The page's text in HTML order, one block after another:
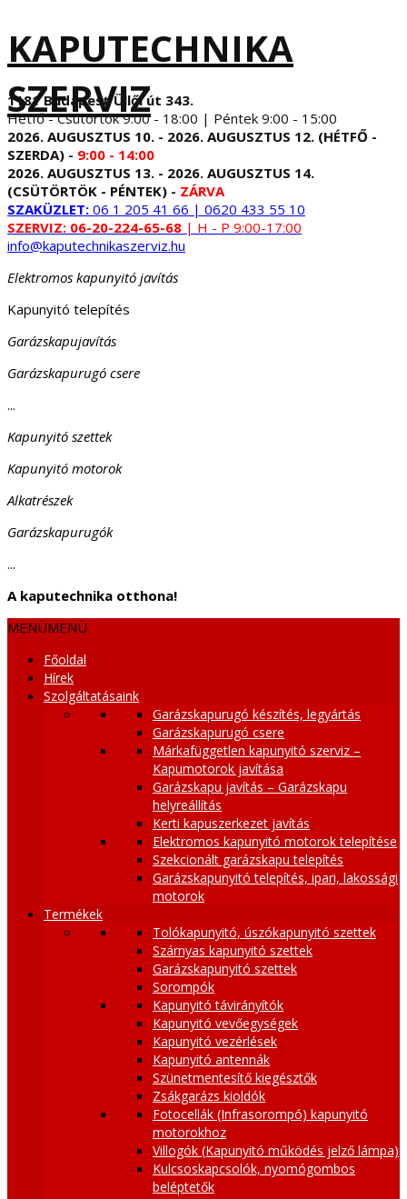
KAPUTECHNIKA
SZERVIZ
1181 Budapest Üllői út 343.
Hétfő - Csütörtök 9:00 - 18:00 | Péntek 9:00 - 15:00
2026. AUGUSZTUS 10. - 2026. AUGUSZTUS 12. (HÉTFŐ -
SZERDA) - 9:00 - 14:00
2026. AUGUSZTUS 13. - 2026. AUGUSZTUS 14.
(CSÜTÖRTÖK - PÉNTEK) - ZÁRVA
SZAKÜZLET: 06 1 205 41 66 | 0620 433 55 10
SZERVIZ: 06-20-224-65-68 | H - P 9:00-17:00
info@kaputechnikaszerviz.hu
Elektromos kapunyitó javítás
Kapunyitó telepítés
Garázskapujavítás
Garázskapurugó csere
...
Kapunyitó szettek
Kapunyitó motorok
Alkatrészek
Garázskapurugók
...
A kaputechnika otthona!
MENÜMENÜ
Főoldal
Hírek
Szolgáltatásaink
Garázskapurugó készítés, legyártás
Garázskapurugó csere
Márkafüggetlen kapunyitó szerviz –
Kapumotorok javítása
Garázskapu javítás – Garázskapu
helyreállítás
Kerti kapuszerkezet javítás
Elektromos kapunyitó motorok telepítése
Szekcionált garázskapu telepítés
Garázskapunyitó telepítés, ipari, lakossági
motorok
Termékek
Tolókapunyitó, úszókapunyitó szettek
Szárnyas kapunyitó szettek
Garázskapunyitó szettek
Sorompók
Kapunyitó távirányítók
Kapunyitó vevőegységek
Kapunyitó vezérlések
Kapunyitó antennák
Szünetmentesítő kiegésztők
Zsákgarázs kioldók
Fotocellák (Infrasorompó) kapunyitó
motorokhoz
Villogók (Kapunyitó működés jelző lámpa)
Kulcsoskapcsolók, nyomógombos
beléptetők